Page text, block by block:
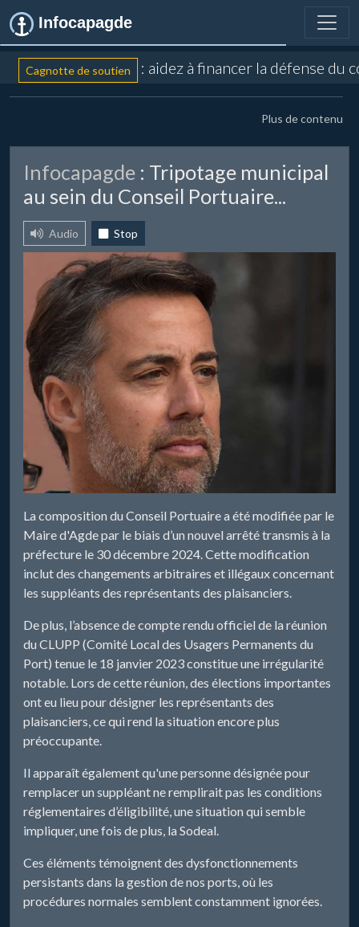
Infocapagde
Cagnotte de soutien : aidez à financer la défense
Plus de contenu
Infocapagde : Tripotage municipal
au sein du Conseil Portuaire...
Audio Stop
La composition du Conseil Portuaire a été modifiée par le
Maire d'Agde par le biais d’un nouvel arrêté transmis à la
préfecture le 30 décembre 2024. Cette modification
inclut des changements arbitraires et illégaux concernant
les suppléants des représentants des plaisanciers.
De plus, l’absence de compte rendu officiel de la réunion
du CLUPP (Comité Local des Usagers Permanents du
Port) tenue le 18 janvier 2023 constitue une irrégularité
notable. Lors de cette réunion, des élections importantes
ont eu lieu pour désigner les représentants des
plaisanciers, ce qui rend la situation encore plus
préoccupante.
Il apparaît également qu'une personne désignée pour
remplacer un suppléant ne remplirait pas les conditions
réglementaires d’éligibilité, une situation qui semble
impliquer, une fois de plus, la Sodeal.
Ces éléments témoignent des dysfonctionnements
persistants dans la gestion de nos ports, où les
procédures normales semblent constamment ignorées.